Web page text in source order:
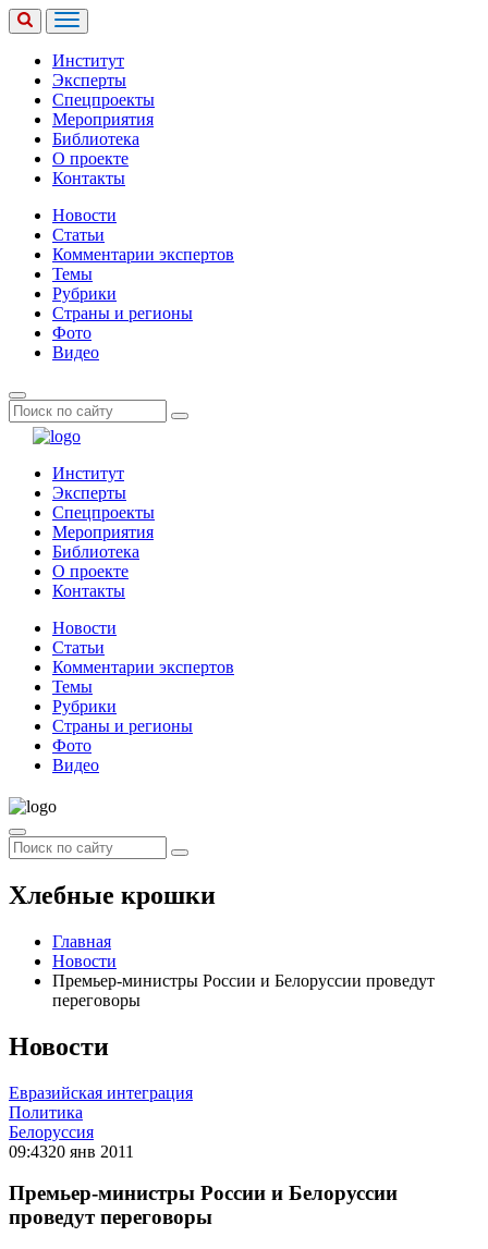
Институт
Эксперты
Спецпроекты
Мероприятия
Библиотека
О проекте
Контакты
Новости
Статьи
Комментарии экспертов
Темы
Рубрики
Страны и регионы
Фото
Видео
Институт
Эксперты
Спецпроекты
Мероприятия
Библиотека
О проекте
Контакты
Новости
Статьи
Комментарии экспертов
Темы
Рубрики
Страны и регионы
Фото
Видео
Хлебные крошки
Главная
Новости
Премьер-министры России и Белоруссии проведут
переговоры
Новости
Евразийская интеграция
Политика
Белоруссия
09:4320 янв 2011
Премьер-министры России и Белоруссии
проведут переговоры